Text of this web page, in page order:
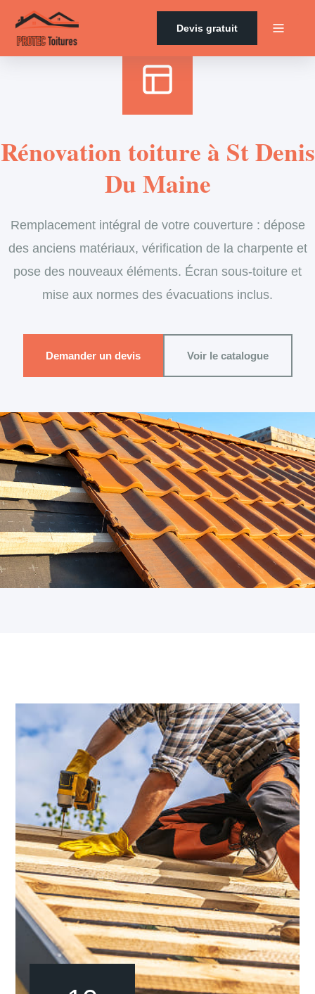
Devis gratuit
Rénovation toiture à St Denis
Du Maine
Remplacement intégral de votre couverture : dépose
des anciens matériaux, vérification de la charpente et
pose des nouveaux éléments. Écran sous-toiture et
mise aux normes des évacuations inclus.
Demander un devis Voir le catalogue